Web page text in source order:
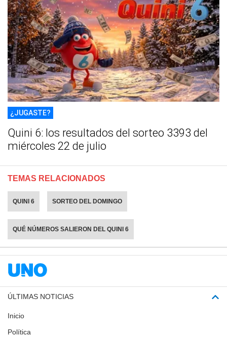
¿JUGASTE?
Quini 6: los resultados del sorteo 3393 del
miércoles 22 de julio
TEMAS RELACIONADOS
QUINI 6 SORTEO DEL DOMINGO
QUÉ NÚMEROS SALIERON DEL QUINI 6
ÚLTIMAS NOTICIAS
Inicio
Política